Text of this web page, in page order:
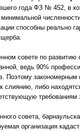
года ФЗ № 452, в
способны реально
совете по
ведь 90%
закономерным
слиянию, либо
требованиям
совета,
организация